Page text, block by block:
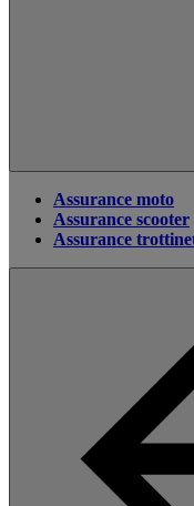
Assurance moto
Assurance scooter
Assurance